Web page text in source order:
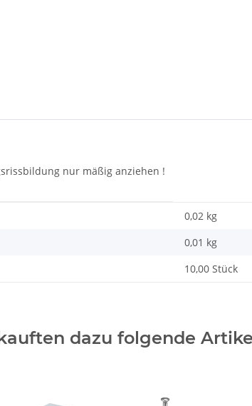
nur mäßig anziehen !
0,02 kg
0,01 kg
10,00 Stück
dazu folgende